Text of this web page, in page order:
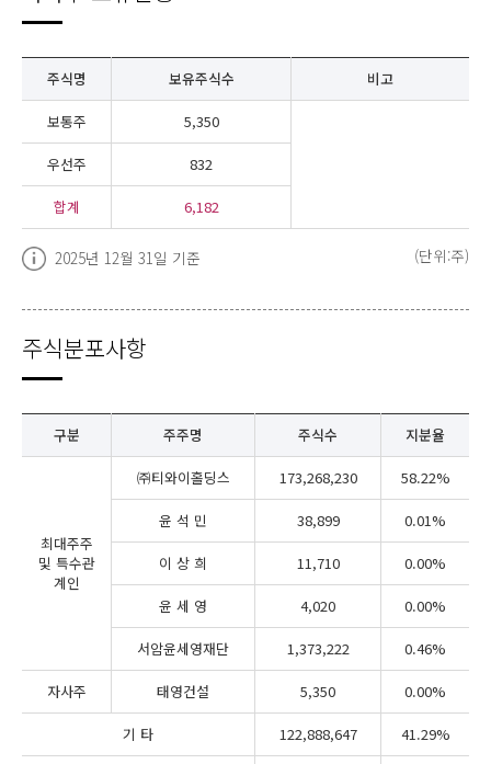
주식명 보유주식수 비고
보통주 5,350
우선주 832
합계 6,182
2025년 12월 31일 기준 (단위:주)
주식분포사항
구분 주주명 주식수 지분율
최대주주
및 특수관
계인
㈜티와이홀딩스 173,268,230 58.22%
윤 석 민 38,899 0.01%
이 상 희 11,710 0.00%
윤 세 영 4,020 0.00%
서암윤세영재단 1,373,222 0.46%
자사주 태영건설 5,350 0.00%
기 타 122,888,647 41.29%